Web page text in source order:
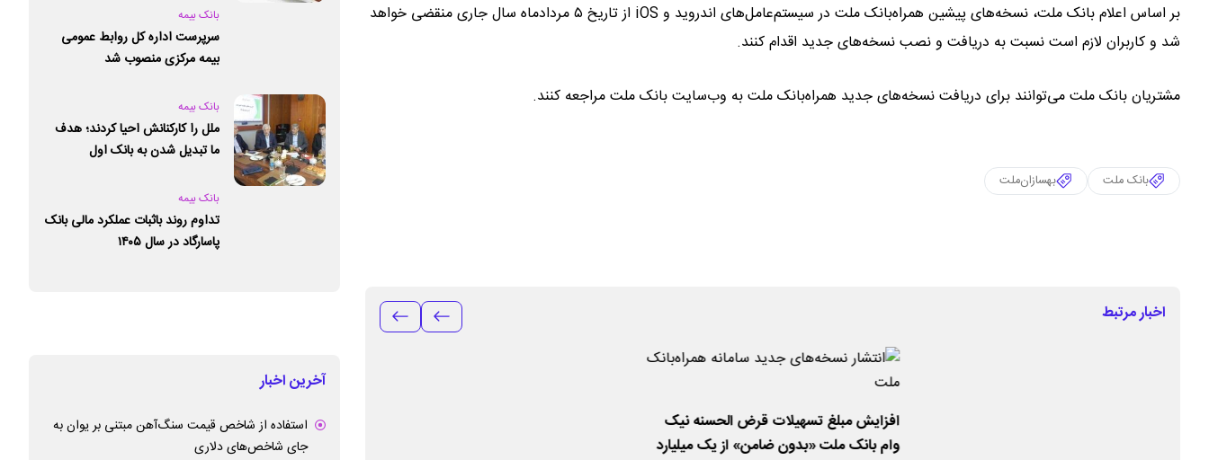
بر اساس اعلام بانک ملت، نسخه‌های پیشین همراه‌بانک ملت در سیستم‌عامل‌های اندروید و iOS از تاریخ ۵ مردادماه سال جاری منقضی خواهد
شد و کاربران لازم است نسبت به دریافت و نصب نسخه‌های جدید اقدام کنند.
مشتریان بانک ملت می‌توانند برای دریافت نسخه‌های جدید همراه‌بانک ملت به وب‌سایت بانک ملت مراجعه کنند.
بانک ملت بهسازان‌ملت
اخبار مرتبط
افزایش مبلغ تسهیلات قرض الحسنه نیک
وام بانک ملت «بدون ضامن» از یک میلیارد
بانک بیمه
سرپرست اداره کل روابط عمومی
بیمه مرکزی منصوب شد
بانک بیمه
ملل را کارکنانش احیا کردند؛ هدف
ما تبدیل شدن به بانک اول
بانک بیمه
تداوم روند باثبات عملکرد مالی بانک
پاسارگاد در سال ۱۴۰۵
آخرین اخبار
استفاده از شاخص قیمت سنگ‌آهن مبتنی بر یوان به
جای شاخص‌های دلاری